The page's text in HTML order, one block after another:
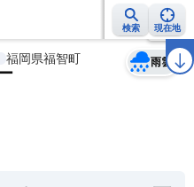
検索 現在地
警報・注意報 2週間天気 ラ
福岡県福智町 雨雲
天気 台風